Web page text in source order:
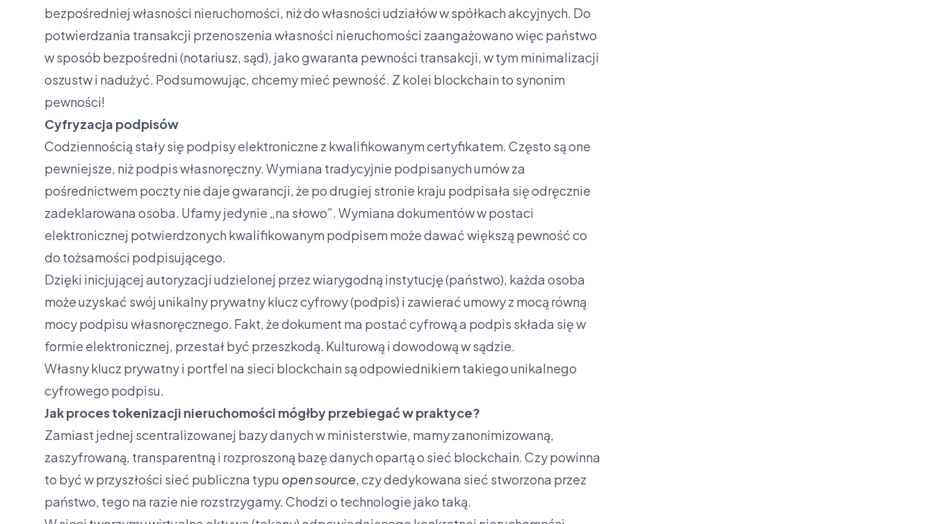
bezpośredniej własności nieruchomości, niż do własności udziałów w spółkach akcyjnych. Do
potwierdzania transakcji przenoszenia własności nieruchomości zaangażowano więc państwo
w sposób bezpośredni (notariusz, sąd), jako gwaranta pewności transakcji, w tym minimalizacji
oszustw i nadużyć. Podsumowując, chcemy mieć pewność. Z kolei blockchain to synonim
pewności!
Cyfryzacja podpisów
Codziennością stały się podpisy elektroniczne z kwalifikowanym certyfikatem. Często są one
pewniejsze, niż podpis własnoręczny. Wymiana tradycyjnie podpisanych umów za
pośrednictwem poczty nie daje gwarancji, że po drugiej stronie kraju podpisała się odręcznie
zadeklarowana osoba. Ufamy jedynie „na słowo”. Wymiana dokumentów w postaci
elektronicznej potwierdzonych kwalifikowanym podpisem może dawać większą pewność co
do tożsamości podpisującego.
Dzięki inicjującej autoryzacji udzielonej przez wiarygodną instytucję (państwo), każda osoba
może uzyskać swój unikalny prywatny klucz cyfrowy (podpis) i zawierać umowy z mocą równą
mocy podpisu własnoręcznego. Fakt, że dokument ma postać cyfrową a podpis składa się w
formie elektronicznej, przestał być przeszkodą. Kulturową i dowodową w sądzie.
Własny klucz prywatny i portfel na sieci blockchain są odpowiednikiem takiego unikalnego
cyfrowego podpisu.
Jak proces tokenizacji nieruchomości mógłby przebiegać w praktyce?
Zamiast jednej scentralizowanej bazy danych w ministerstwie, mamy zanonimizowaną,
zaszyfrowaną, transparentną i rozproszoną bazę danych opartą o sieć blockchain. Czy powinna
to być w przyszłości sieć publiczna typu open source, czy dedykowana sieć stworzona przez
państwo, tego na razie nie rozstrzygamy. Chodzi o technologie jako taką.